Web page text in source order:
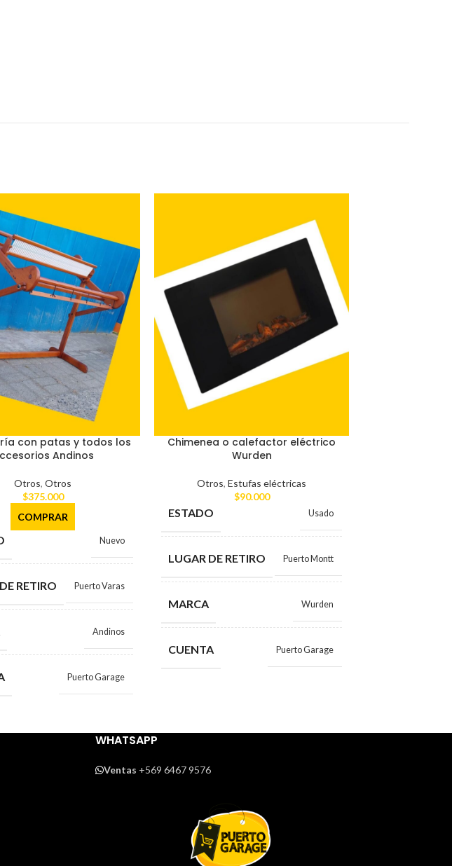
con patas y todos los
Andinos
Otros, Otros
$375.000
COMPRAR
Nuevo
RETIRO Puerto Varas
Andinos
Puerto Garage
Chimenea o calefactor eléctrico
Wurden
Otros, Estufas eléctricas
$90.000
ESTADO Usado
LUGAR DE RETIRO Puerto Montt
MARCA Wurden
CUENTA Puerto Garage
WHATSAPP
Ventas +569 6467 9576